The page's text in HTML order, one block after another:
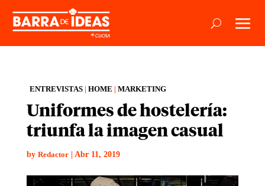
ENTREVISTAS| HOME MARKETING
Uniformes de hostelería:
triunfa la imagen casual
by Redactor| Abr 11, 2019